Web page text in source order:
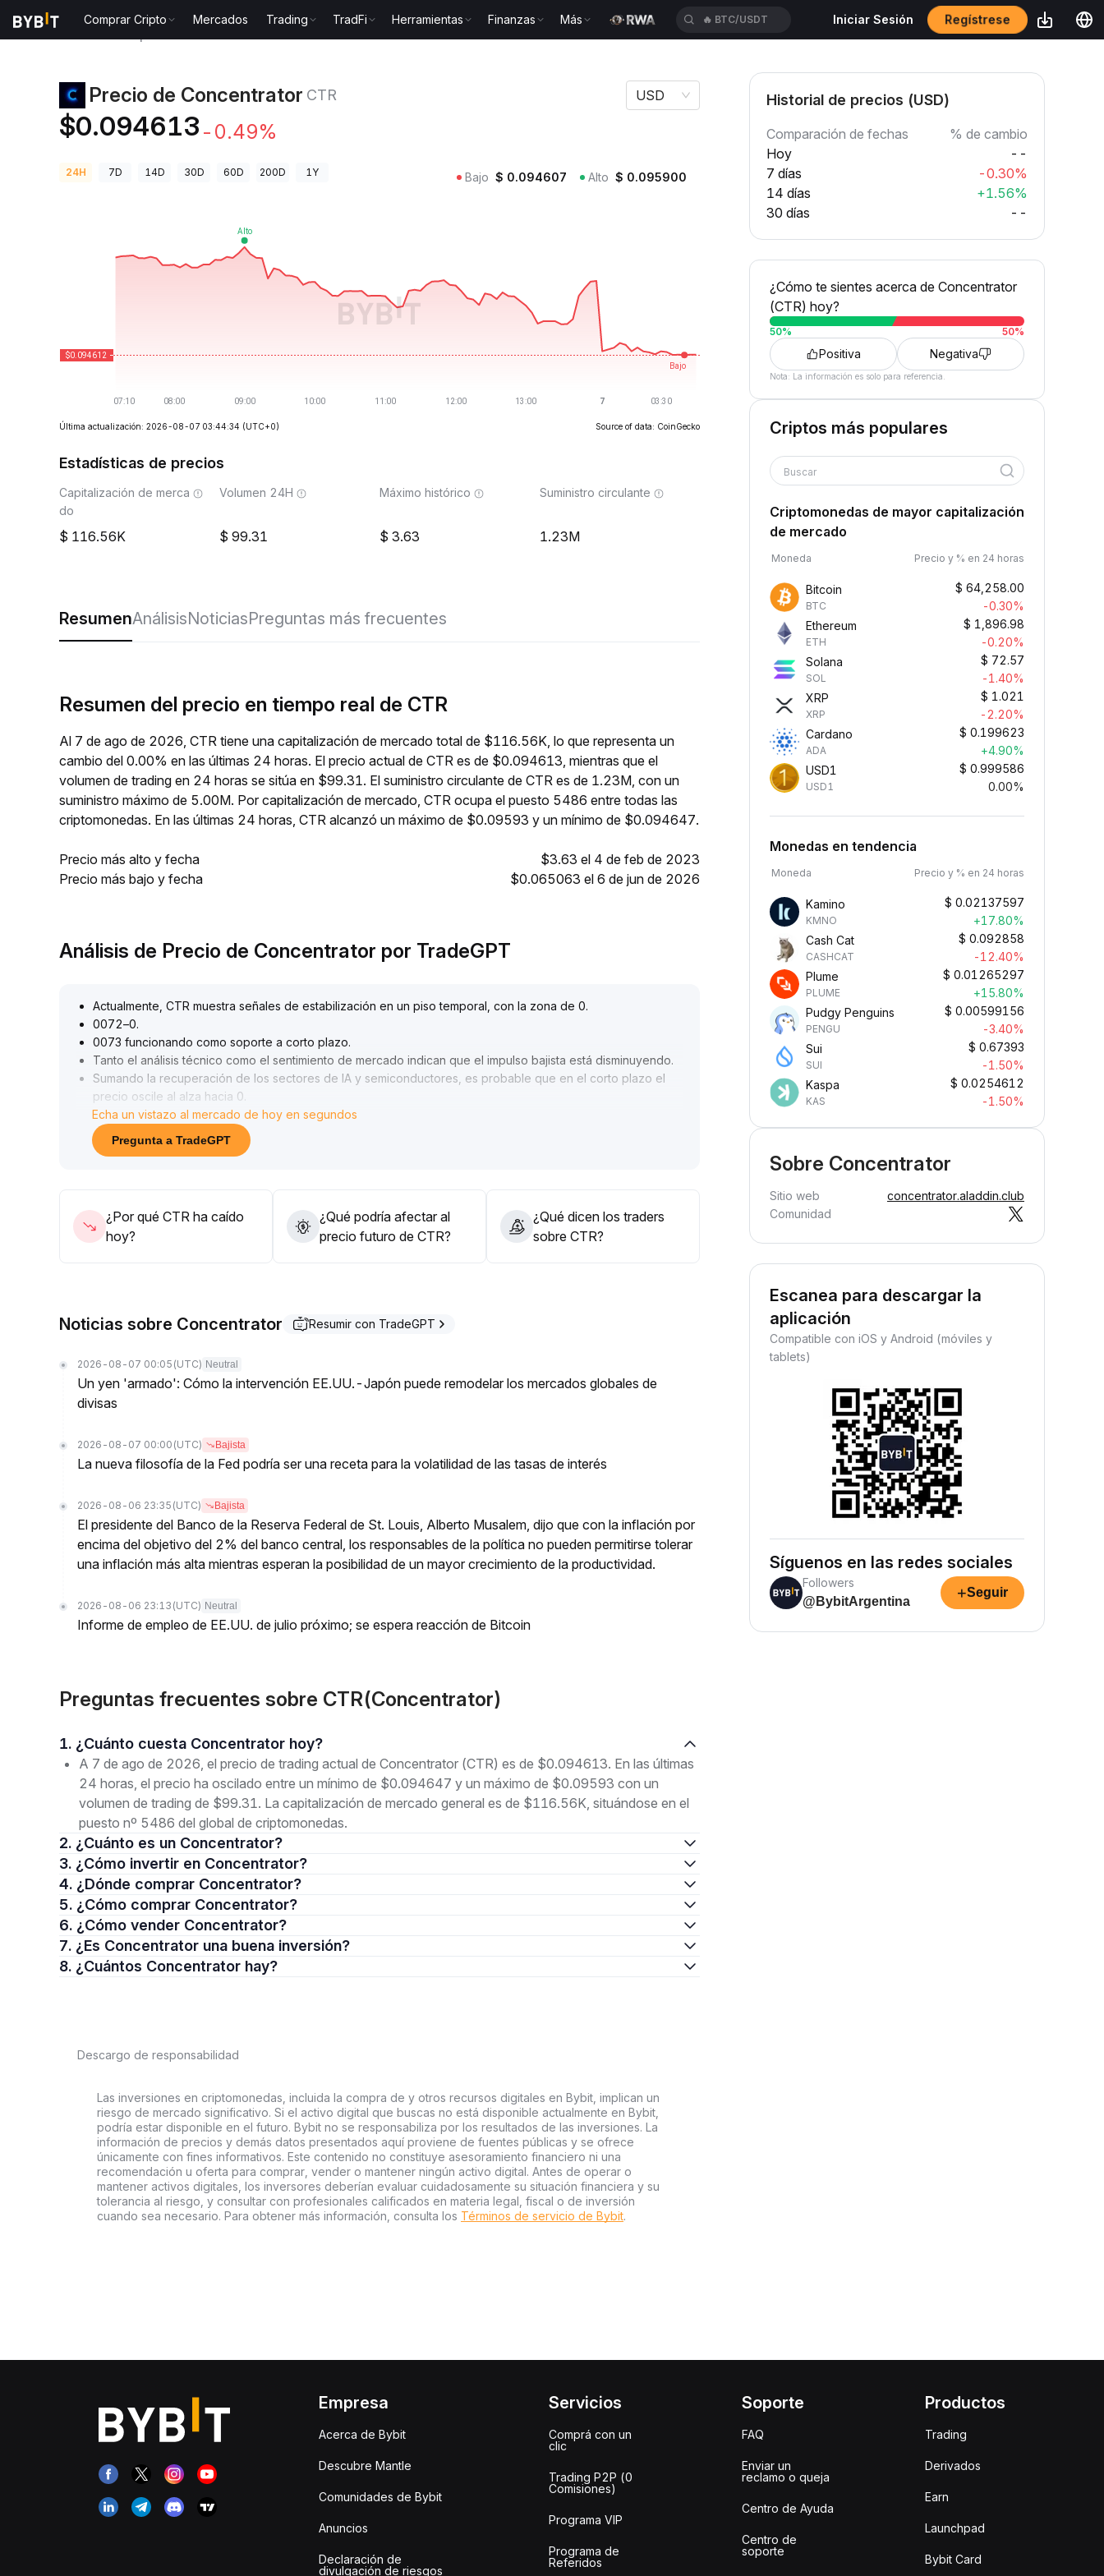
Comprar Cripto Mercados Trading TradFi Herramientas Finanzas Más 🔥 BLESSUSDT Iniciar Sesión Regístrese
Precio de Concentrator CTR
$0.094613 -0.49%
USD
24H 7D 14D 30D 60D 200D 1Y Bajo $ 0.094607 Alto $ 0.095900
Última actualización: 2026-08-07 03:44:34 (UTC+0) Source of data: CoinGecko
Estadísticas de precios
Capitalización de merca
do
116.56K
Volumen 24H
99.31
Máximo histórico
3.63
Suministro circulante
1.23M
ResumenAnálisisNoticiasPreguntas más frecuentes
Resumen del precio en tiempo real de CTR
Al 7 de ago de 2026, CTR tiene una capitalización de mercado total de $116.56K, lo que representa un
cambio del 0.00% en las últimas 24 horas. El precio actual de CTR es de $0.094613, mientras que el
volumen de trading en 24 horas se sitúa en $99.31. El suministro circulante de CTR es de 1.23M, con un
suministro máximo de 5.00M. Por capitalización de mercado, CTR ocupa el puesto 5486 entre todas las
criptomonedas. En las últimas 24 horas, CTR alcanzó un máximo de $0.09593 y un mínimo de $0.094647.
Precio más alto y fecha
$3.63 el 4 de feb de 2023
Precio más bajo y fecha
$0.065063 el 6 de jun de 2026
Análisis de Precio de Concentrator por TradeGPT
Actualmente, CTR muestra señales de estabilización en un piso temporal, con la zona de 0.
0072–0.
0073 funcionando como soporte a corto plazo.
Tanto el análisis técnico como el sentimiento de mercado indican que el impulso bajista está disminuyendo.
Sumando la recuperación de los sectores de IA y semiconductores, es probable que en el corto plazo el
precio oscile al alza hacia 0
0080, aunque sigue siendo necesario monitorear el sentimiento de riesgo externo y el volumen de
operaciones
Se recomienda ajustar dinámicamente las posiciones en función del volumen negociado y la correlación con
Echa un vistazo al mercado de hoy en segundos
Pregunta a TradeGPT
¿Por qué CTR ha caído
hoy?
¿Qué podría afectar al
precio futuro de CTR?
¿Qué dicen los traders
sobre CTR?
Noticias sobre Concentrator Resumir con TradeGPT
2026-08-07 00:05 (UTC) Neutral
Un yen 'armado': Cómo la intervención EE.UU.-Japón puede remodelar los mercados globales de
divisas
2026-08-07 00:00 (UTC) Bajista
La nueva filosofía de la Fed podría ser una receta para la volatilidad de las tasas de interés
2026-08-06 23:35 (UTC) Bajista
El presidente del Banco de la Reserva Federal de St. Louis, Alberto Musalem, dijo que con la inflación por
encima del objetivo del 2% del banco central, los responsables de la política no pueden permitirse tolerar
una inflación más alta mientras esperan la posibilidad de un mayor crecimiento de la productividad.
2026-08-06 23:13 (UTC) Neutral
Informe de empleo de EE.UU. de julio próximo; se espera reacción de Bitcoin
Preguntas frecuentes sobre CTR(Concentrator)
1. ¿Cuánto cuesta Concentrator hoy?
A 7 de ago de 2026, el precio de trading actual de Concentrator (CTR) es de $0.094613. En las últimas
24 horas, el precio ha oscilado entre un mínimo de $0.094647 y un máximo de $0.09593 con un
volumen de trading de $99.31. La capitalización de mercado general es de $116.56K, situándose en el
puesto nº 5486 del global de criptomonedas.
2. ¿Cuánto es un Concentrator?
3. ¿Cómo invertir en Concentrator?
4. ¿Dónde comprar Concentrator?
5. ¿Cómo comprar Concentrator?
6. ¿Cómo vender Concentrator?
7. ¿Es Concentrator una buena inversión?
8. ¿Cuántos Concentrator hay?
Descargo de responsabilidad
Las inversiones en criptomonedas, incluida la compra de y otros recursos digitales en Bybit, implican un
riesgo de mercado significativo. Si el activo digital que buscas no está disponible actualmente en Bybit,
podría estar disponible en el futuro. Bybit no se responsabiliza por los resultados de las inversiones. La
información de precios y demás datos presentados aquí proviene de fuentes públicas y se ofrece
únicamente con fines informativos. Este contenido no constituye asesoramiento financiero ni una
recomendación u oferta para comprar, vender o mantener ningún activo digital. Antes de operar o
mantener activos digitales, los inversores deberían evaluar cuidadosamente su situación financiera y su
tolerancia al riesgo, y consultar con profesionales calificados en materia legal, fiscal o de inversión
cuando sea necesario. Para obtener más información, consulta los Términos de servicio de Bybit.
Historial de precios (USD)
Comparación de fechas
% de cambio
Hoy
--
7 días
-0.30%
14 días
+1.56%
30 días
--
¿Cómo te sientes acerca de Concentrator
(CTR) hoy?
50% 50%
Positiva Negativa
Nota: La información es solo para referencia.
Criptos más populares
Buscar
Criptomonedas de mayor capitalización
de mercado
Moneda Precio y % en 24 horas
Bitcoin
BTC
$ 64,258.00
-0.30%
Ethereum
ETH
$ 1,896.98
-0.20%
Solana
SOL
$ 72.57
-1.40%
XRP
XRP
$ 1.021
-2.20%
Cardano
ADA
$ 0.199623
+4.90%
USD1
USD1
$ 0.999586
0.00%
Monedas en tendencia
Moneda Precio y % en 24 horas
Kamino
KMNO
$ 0.02137597
+17.80%
Cash Cat
CASHCAT
$ 0.092858
-12.40%
Plume
PLUME
$ 0.01265297
+15.80%
Pudgy Penguins
PENGU
$ 0.00599156
-3.40%
Sui
SUI
$ 0.67393
-1.50%
Kaspa
KAS
$ 0.0254612
-1.50%
Sobre Concentrator
Sitio web
concentrator.aladdin.club
Comunidad
Escanea para descargar la
aplicación
Compatible con iOS y Android (móviles y
tablets)
Síguenos en las redes sociales
Followers
@BybitArgentina
+Seguir
Empresa
Acerca de Bybit
Descubre Mantle
Comunidades de Bybit
Anuncios
Declaración de
divulgación de riesgos
Servicios
Comprá con un
clic
Trading P2P (0
Comisiones)
Programa VIP
Programa de
Referidos
Soporte
FAQ
Enviar un
reclamo o queja
Centro de Ayuda
Centro de
soporte
Productos
Trading
Derivados
Earn
Launchpad
Bybit Card